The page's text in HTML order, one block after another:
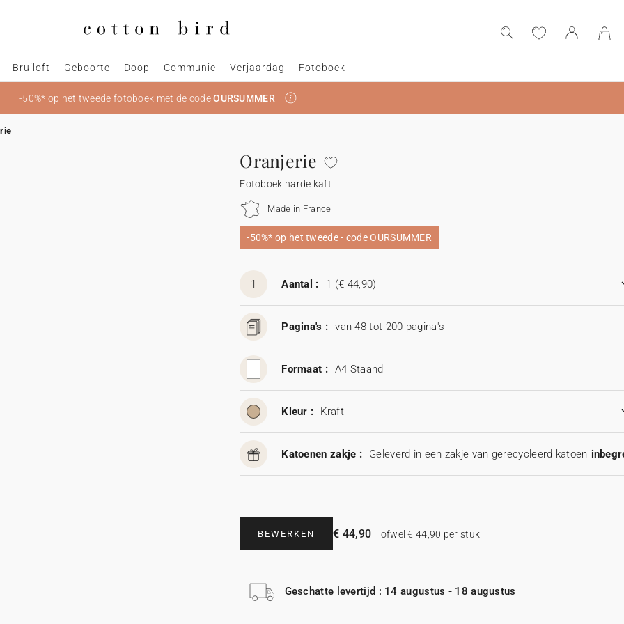
Bruiloft Geboorte Doop Communie Verjaardag Fotoboek
-50%* op het tweede fotoboek met de codeOURSUMMER
Oranjerie
Fotoboek harde kaft
Made in France
-50%* op het tweede - code OURSUMMER
1 Aantal : 1 (€ 44,90)
Pagina's : van 48 tot 200 pagina's
Formaat : A4 Staand
Kleur : Kraft
Katoenen zakje : Geleverd in een zakje van gerecycleerd katoen
BEWERKEN € 44,90 ofwel € 44,90 per stuk
Geschatte levertijd : 14 augustus - 18 augustus